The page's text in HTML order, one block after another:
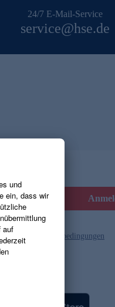
24/7 E-Mail-Service
service@hse.de
und die Gutscheinbedingungen